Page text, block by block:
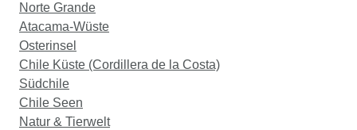
Norte Grande
Atacama-Wüste
Osterinsel
Chile Küste (Cordillera de la Costa)
Südchile
Chile Seen
Natur & Tierwelt